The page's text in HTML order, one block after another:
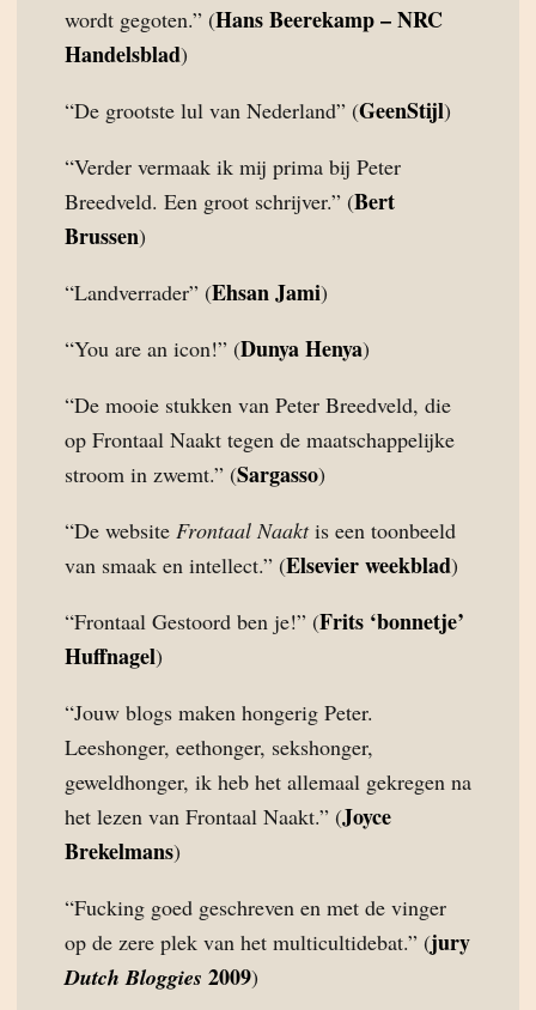
wordt gegoten.” (Hans Beerekamp – NRC
Handelsblad)
“De grootste lul van Nederland” (GeenStijl)
“Verder vermaak ik mij prima bij Peter
Breedveld. Een groot schrijver.” (Bert
Brussen)
“Landverrader” (Ehsan Jami)
“You are an icon!” (Dunya Henya)
“De mooie stukken van Peter Breedveld, die
op Frontaal Naakt tegen de maatschappelijke
stroom in zwemt.” (Sargasso)
“De website Frontaal Naaktis een toonbeeld
van smaak en intellect.” (Elsevier weekblad)
“Frontaal Gestoord ben je!” (Frits ‘bonnetje’
Huffnagel)
“Jouw blogs maken hongerig Peter.
Leeshonger, eethonger, sekshonger,
geweldhonger, ik heb het allemaal gekregen na
het lezen van Frontaal Naakt.” (Joyce
Brekelmans)
“Fucking goed geschreven en met de vinger
op de zere plek van het multicultidebat.” (jury
Dutch Bloggies 2009)